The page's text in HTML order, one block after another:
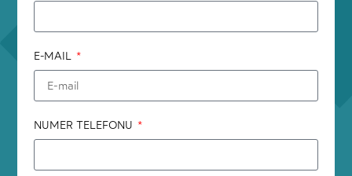
E-MAIL
NUMER TELEFONU